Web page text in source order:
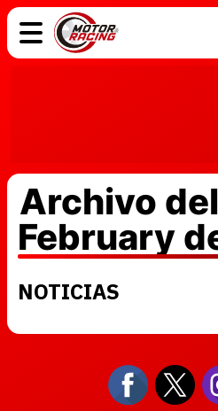
Archivo
February
NOTICIAS